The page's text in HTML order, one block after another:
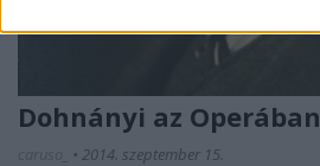
Dohnányi az Operában
caruso_ • 2014. szeptember 15.